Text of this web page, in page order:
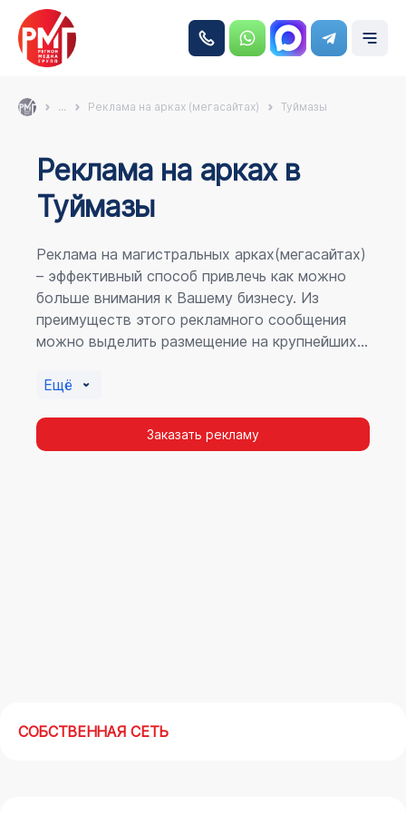
... Реклама на арках (мегасайтах) Туймазы
Реклама на аркаx в
Туймазы
Реклама на магистральных арках(мегасайтах)
– эффективный способ привлечь как можно
больше внимания к Вашему бизнесу. Из
преимуществ этого рекламного сообщения
можно выделить размещение на крупнейших
пешеходному потоку расположение в прямой
повторных контактов.
Ещё
Заказать рекламу
СОБСТВЕННАЯ СЕТЬ